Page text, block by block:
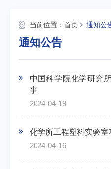
当前位置： 首页 通知公
通知公告
中国科学院化学研究
事
2024-04-19
化学所工程塑料实验
2024-04-16